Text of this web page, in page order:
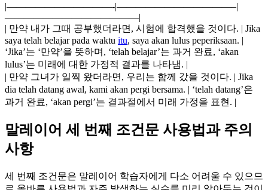
|———————————-|————————————–|
——————————————|
| 만약 내가 그때 공부했더라면, 시험에 합격했을 것이다. | Jika
saya telah belajar pada waktu itu, saya akan lulus peperiksaan. |
‘Jika’는 ‘만약’을 뜻하며, ‘telah belajar’는 과거 완료, ‘akan
lulus’는 미래에 대한 가정적 결과를 나타냄. |
| 만약 그녀가 일찍 왔더라면, 우리는 함께 갔을 것이다. | Jika
dia telah datang awal, kami akan pergi bersama. | ‘telah datang’은
과거 완료, ‘akan pergi’는 결과절에서 미래 가정을 표현. |
말레이어 세 번째 조건문 사용법과 주의
사항
세 번째 조건문은 말레이어 학습자에게 다소 어려울 수 있으므